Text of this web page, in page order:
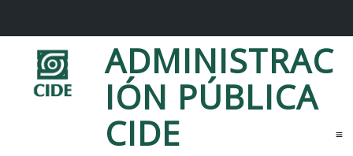
ADMINISTRAC
IÓN PÚBLICA
CIDE
M